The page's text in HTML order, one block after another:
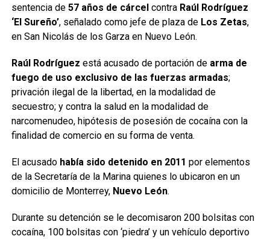
sentencia de57 años de cárcel contra Raúl Rodríguez
‘El Sureño’, señalado como jefe de plaza de Los Zetas,
en San Nicolás de los Garza en Nuevo León.
Raúl Rodríguez está acusado de portación de arma de
fuego de uso exclusivo de las fuerzas armadas;
privación ilegal de la libertad, en la modalidad de
secuestro; y contra la salud en la modalidad de
narcomenudeo, hipótesis de posesión de cocaína con la
finalidad de comercio en su forma de venta.
El acusado había sido detenido en 2011 por elementos
de la Secretaría de la Marina quienes lo ubicaron en un
domicilio de Monterrey, Nuevo León.
Durante su detención se le decomisaron 200 bolsitas con
cocaína, 100 bolsitas con ‘piedra’ y un vehículo deportivo